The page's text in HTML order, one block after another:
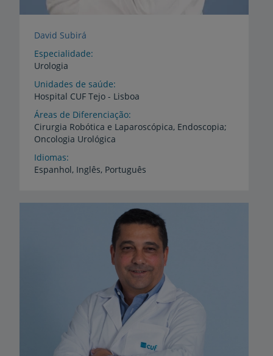
David Subirá
Especialidade
Urologia
Unidades de saúde
Hospital CUF Tejo - Lisboa
Áreas de Diferenciação
Cirurgia Robótica e Laparoscópica, Endoscopia;
Oncologia Urológica
Idiomas
Espanhol, Inglês, Português